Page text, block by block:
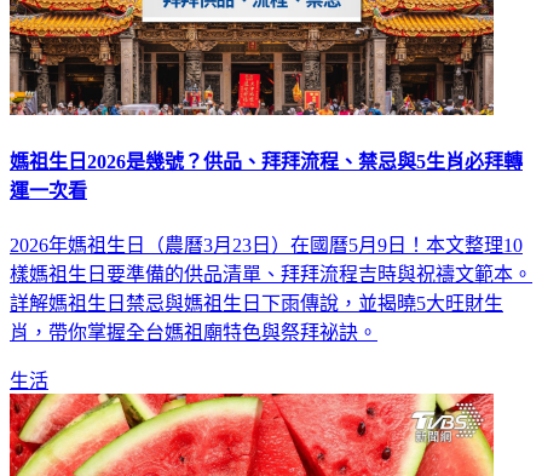
媽祖生日2026是幾號？供品、拜拜流程、禁忌與5生肖必拜轉
運一次看
2026年媽祖生日（農曆3月23日）在國曆5月9日！本文整理10
樣媽祖生日要準備的供品清單、拜拜流程吉時與祝禱文範本。
詳解媽祖生日禁忌與媽祖生日下雨傳說，並揭曉5大旺財生
肖，帶你掌握全台媽祖廟特色與祭拜祕訣。
生活